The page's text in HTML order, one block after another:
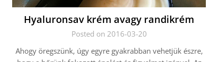
Hyaluronsav krém avagy randikrém
Posted on 2016-03-20
Ahogy öregszünk, úgy egyre gyakrabban vehetjük észre,